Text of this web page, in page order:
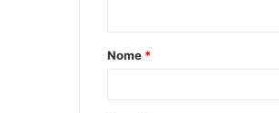
á
r
Nome *